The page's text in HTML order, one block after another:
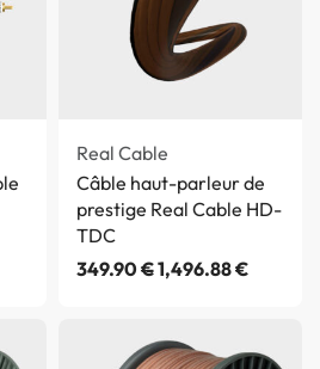
Real Cable
Câble haut-parleur de
prestige Real Cable HD-
TDC
349.90€1,496.88€